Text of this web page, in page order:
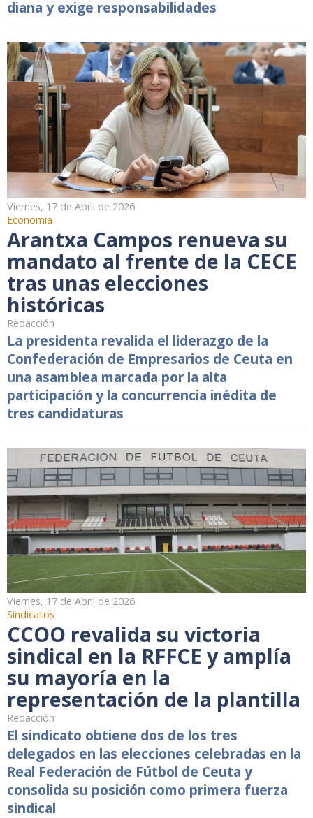
diana y exige responsabilidades
Viernes, 17 de Abril de 2026
Economia
Arantxa Campos renueva su
mandato al frente de la CECE
tras unas elecciones
históricas
Redacción
La presidenta revalida el liderazgo de la
Confederación de Empresarios de Ceuta en
una asamblea marcada por la alta
participación y la concurrencia inédita de
tres candidaturas
Viernes, 17 de Abril de 2026
Sindicatos
CCOO revalida su victoria
sindical en la RFFCE y amplía
su mayoría en la
representación de la plantilla
Redacción
El sindicato obtiene dos de los tres
delegados en las elecciones celebradas en la
Real Federación de Fútbol de Ceuta y
consolida su posición como primera fuerza
sindical